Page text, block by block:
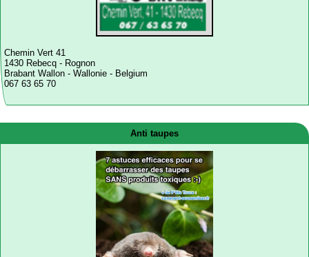
Chemin Vert 41
1430 Rebecq - Rognon
Brabant Wallon - Wallonie - Belgium
067 63 65 70
Anti taupes